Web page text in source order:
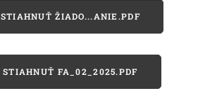
STIAHNUŤ ŽIADO...ANIE.PDF
STIAHNUŤ FA_02_2025.PDF